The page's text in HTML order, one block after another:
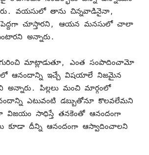
వయసులో తాను చిన్నవాడినైనా,
పెద్దగా చూస్తారని, ఆయన మనసులో చాలా
అన్నారు.
మాట్లాడుతూ, ఎంత సంపాదించామో
ఆనందాన్ని ఇచ్చే విషయాలే నిజమైన
అన్నారు. పిల్లలు మంచి మార్గంలో
ఎటువంటి డబ్బుతోనూ కొలవలేమని
సాధిస్తే తనకెంతో ఆనందంగా
కూడా దీన్ని ఆనందంగా ఆస్వాదించాలని